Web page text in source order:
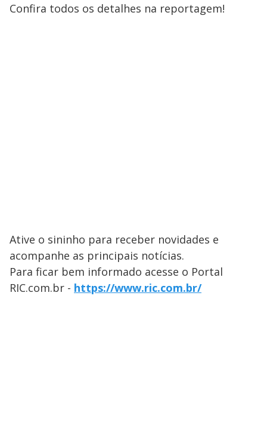
Confira todos os detalhes na reportagem!
Ative o sininho para receber novidades e
acompanhe as principais notícias.
Para ficar bem informado acesse o Portal
RIC.com.br - https://www.ric.com.br/